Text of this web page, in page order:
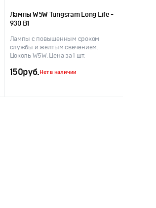
Лампы W5W Tungsram Long Life -
930 B1
Лампы с повышенным сроком
службы и желтым свечением.
Цоколь W5W. Цена за 1 шт.
150руб.Нет в наличии